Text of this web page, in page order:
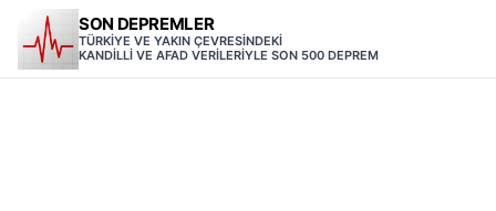
SON DEPREMLER
TÜRKİYE VE YAKIN ÇEVRESİNDEKİ
KANDİLLİ VE AFAD VERİLERİYLE SON 500 DEPREM